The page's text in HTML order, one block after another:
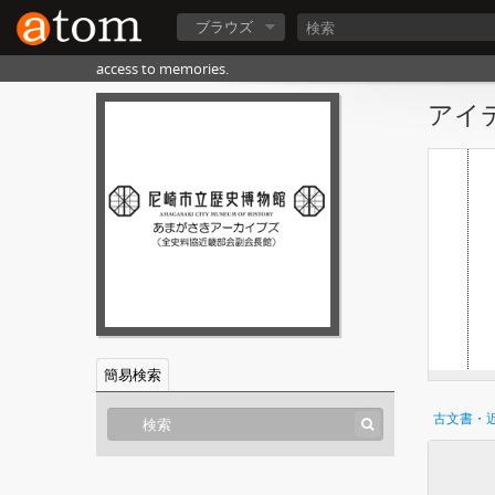
ブラウズ
access to memories.
簡易検索
アイ
古文書・